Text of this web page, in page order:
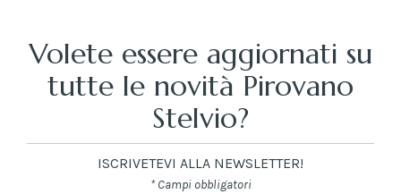
Volete essere aggiornati su
tutte le novità Pirovano
Stelvio?
ISCRIVETEVI ALLA NEWSLETTER!
* Campi obbligatori